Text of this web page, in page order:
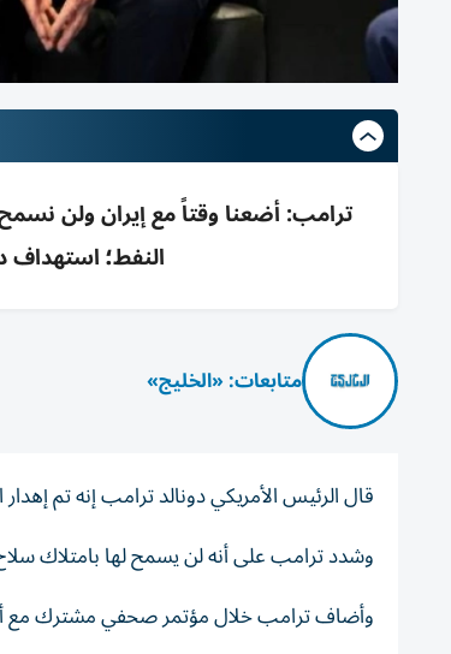
النفط؛ استهداف
متابعات: «الخليج»
قال الرئيس الأمريكي دونالد ترامب إنه تم
وشدد ترامب على أنه لن يسمح لها بامتلاك
وأضاف ترامب خلال مؤتمر صحفي مشترك مع